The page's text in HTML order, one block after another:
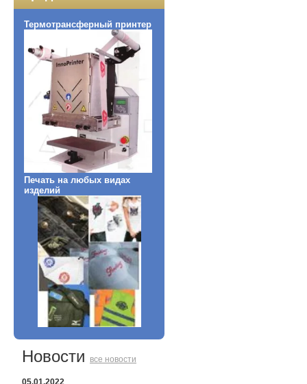
Термотрансферный принтер
Печать на любых видах
изделий
Новости все новости
05.01.2022